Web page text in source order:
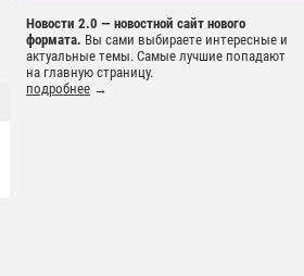
Новости 2.0 — новостной сайт нового
формата. Вы сами выбираете интересные и
актуальные темы. Самые лучшие попадают
на главную страницу.
подробнее →